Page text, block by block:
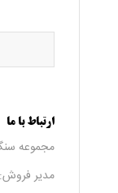
ارتباط با ما
مجموعه
مدیر